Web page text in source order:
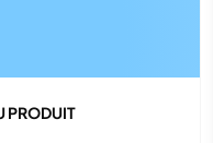
PRODUIT